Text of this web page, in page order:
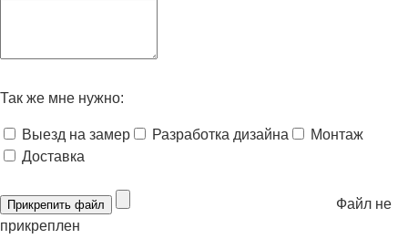
Так же мне нужно:
Выезд на замер Разработка дизайна
Монтаж
Доставка
Прикрепить файл
Файл не
прикреплен